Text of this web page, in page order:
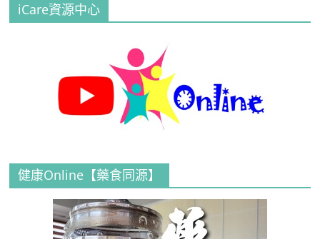
iCare資源中心
健康Online【藥食同源】